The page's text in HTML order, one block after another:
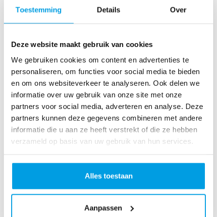
Toestemming Details Over
Deze website maakt gebruik van cookies
We gebruiken cookies om content en advertenties te
personaliseren, om functies voor social media te bieden
en om ons websiteverkeer te analyseren. Ook delen we
informatie over uw gebruik van onze site met onze
partners voor social media, adverteren en analyse. Deze
partners kunnen deze gegevens combineren met andere
informatie die u aan ze heeft verstrekt of die ze hebben
verzameld op basis van uw gebruik van hun services.
Alles toestaan
Aanpassen
as
R
u
n
L
o
ve
Li
fe
R
n
S
n
fo